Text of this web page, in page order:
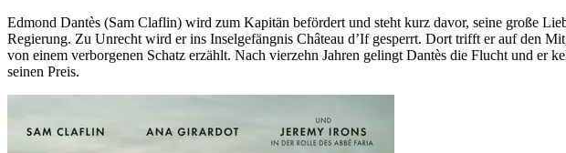
Edmond Dantès (Sam Claflin) wird zum Kapitän befördert und steht kurz davor, seine große
Regierung. Zu Unrecht wird er ins Inselgefängnis Château d’If gesperrt. Dort trifft er auf den
von einem verborgenen Schatz erzählt. Nach vierzehn Jahren gelingt Dantès die Flucht und er
seinen Preis.